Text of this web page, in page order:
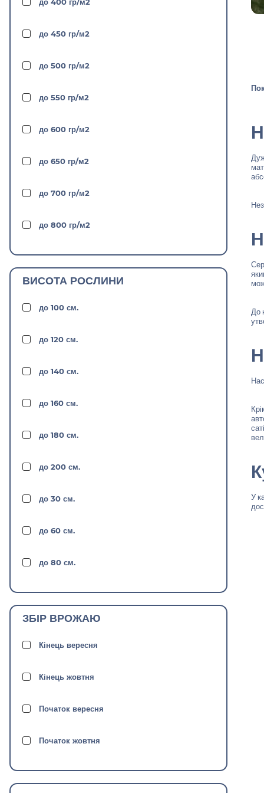
AutoBlueberry
Big Bud x Skunk x Ruderalis
Blue Himalaya * New York Diesel
Blueberry x Lowryder
Bubblegum x Ruderalis
Canadian Ruderalis * чистый Kush
Canadian Ruderalis x Blueberry
CBD Charlotte's Angel X Mazar
CBD Charlotte’s Angel X Auto Blackberry
8-12%
до 0
до 1%
до 450 гр/м2
до 500 гр/м2
до 550 гр/м2
до 600 гр/м2
до 650 гр/м2
до 700 гр/м2
до 800 гр/м2
ВИСОТА РОСЛИНИ
до 100 см.
до 120 см.
до 140 см.
до 160 см.
до 180 см.
до 200 см.
до 30 см.
до 60 см.
до 80 см.
ЗБІР ВРОЖАЮ
Кінець вересня
Кінець жовтня
Початок вересня
Початок жовтня
До
У